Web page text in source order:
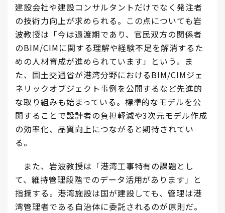
建設会社や建設コンサルタントだけでなく発注者
の技術力向上が求められる。この点についても岩
波教授は「今は過渡期であり、官民双方の関係者
のBIM/CIMに関する理解や経験不足を解消するた
めの人材育成が進められています」という。ま
た、国土交通省が港湾分野におけるBIM/CIMジェ
ネリックオブジェクト事例を公開するなど先進的
な取り組みも始まっている。標準的なモデルを公
開することで設計者の負担軽減や3次元モデル作成
の効率化、品質向上につながると期待されてい
る。
また、岩波教授は「港湾工事特有の課題とし
て、維持管理段階でのデータ活用があります」と
指摘する。港湾施設は国が建設しても、管理は港
湾管理者である自治体に委託されるのが原則だ。